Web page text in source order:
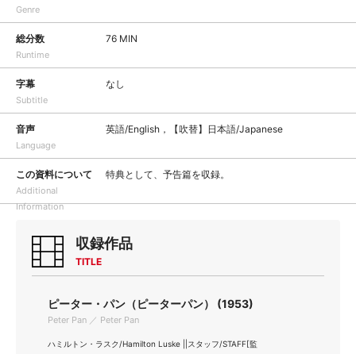
Genre
総分数
Runtime
76 MIN
字幕
Subtitle
なし
音声
Language
英語/English，【吹替】日本語/Japanese
この資料について
Additional
Information
特典として、予告篇を収録。
収録作品
TITLE
ピーター・パン（ピーターパン） (1953)
Peter Pan ／ Peter Pan
ハミルトン・ラスク/Hamilton Luske ||スタッフ/STAFF[監